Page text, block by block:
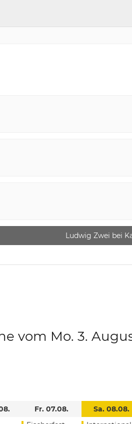
Ludwig Zwei bei
vom Mo. 3.
Fr. 07.08.
Sa. 08.08.